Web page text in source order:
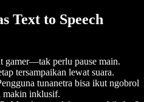
Text to Speech
gamer—tak perlu pause main.
tersampaikan lewat suara.
tunanetra bisa ikut ngobrol
makin inklusif.